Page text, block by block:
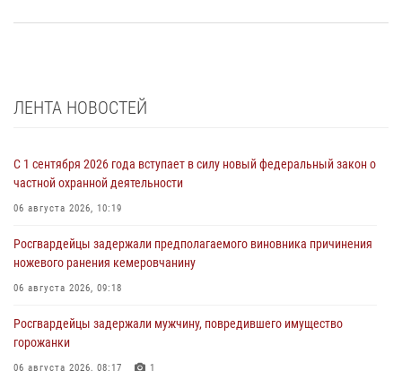
ЛЕНТА НОВОСТЕЙ
С 1 сентября 2026 года вступает в силу новый федеральный закон о
частной охранной деятельности
06 августа 2026, 10:19
Росгвардейцы задержали предполагаемого виновника причинения
ножевого ранения кемеровчанину
06 августа 2026, 09:18
Росгвардейцы задержали мужчину, повредившего имущество
горожанки
06 августа 2026, 08:17 1